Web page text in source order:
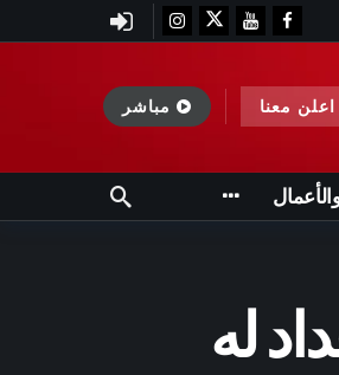
اعلن معنا مباشر
له